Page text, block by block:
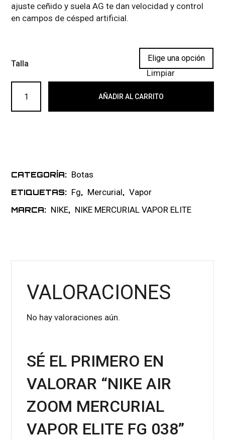
ajuste ceñido y suela AG te dan velocidad y control
en campos de césped artificial.
Talla
Limpiar
NIKE AIR ZOOM MERCURIAL VAPOR ELITE FG 038
AÑADIR AL CARRITO
CATEGORÍA: Botas
ETIQUETAS: Fg, Mercurial, Vapor
MARCA: NIKE, NIKE MERCURIAL VAPOR ELITE
VALORACIONES
No hay valoraciones aún.
SÉ EL PRIMERO EN
VALORAR “NIKE AIR
ZOOM MERCURIAL
VAPOR ELITE FG 038”